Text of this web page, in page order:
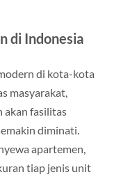
di Indonesia
di kota-kota
masyarakat,
akan fasilitas
diminati.
apartemen,
tiap jenis unit